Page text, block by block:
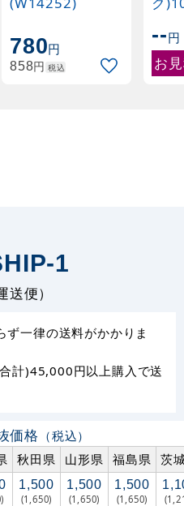
780円
858円 税込
--円
お
1
送便）
ず一律の送料がかかりま
計)45,000円以上購入で送
価格 （税込）
秋田県 山形県 福島県 茨
1,500
(1,650)
1,500
(1,650)
1,500
(1,650)